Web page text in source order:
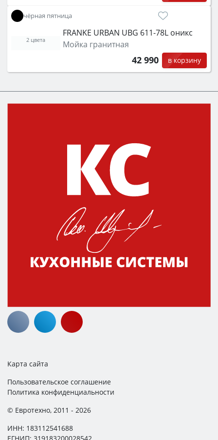
чёрная пятница
FRANKE URBAN UBG 611-78L оникс
Мойка гранитная
42 990 в корзину
2 цвета
Карта сайта
Пользовательское соглашение
Политика конфиденциальности
© Евротехно, 2011 - 2026
ИНН: 183112541688